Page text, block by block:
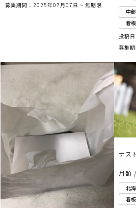
募集期間：2025年07月07日 ~ 無期限
中
看
投稿
募集
テス
月額 /
北
看